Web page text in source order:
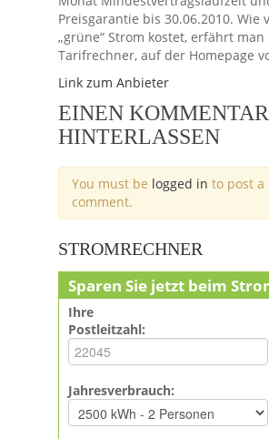
Preisgarantie bis 30.06.2010. Wie
„grüne“ Strom kostet, erfährt man
Tarifrechner, auf der Homepage
Link zum Anbieter
EINEN KOMMENTAR
HINTERLASSEN
You must be logged in to post a
comment.
STROMRECHNER
Sparen Sie jetzt beim
Ihre
Postleitzahl:
Jahresverbrauch: